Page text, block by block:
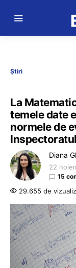
Știri
La
temele date
normele de
Diana
22
15
29.655 de